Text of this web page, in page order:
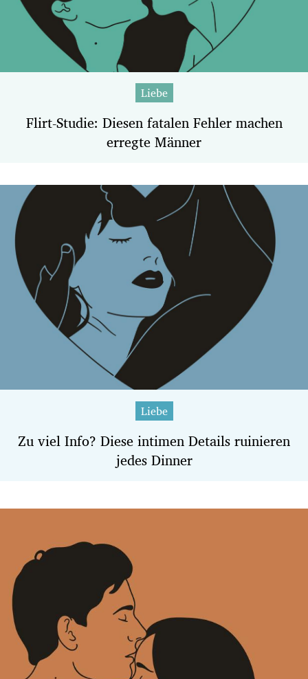
Liebe
Flirt-Studie: Diesen fatalen Fehler machen
erregte Männer
Liebe
Zu viel Info? Diese intimen Details ruinieren
jedes Dinner